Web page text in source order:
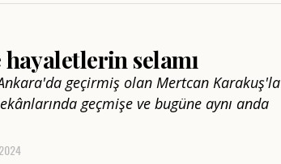
hayaletlerin selamı
geçirmiş olan Mertcan Karakuş'la
geçmişe ve bugüne aynı anda